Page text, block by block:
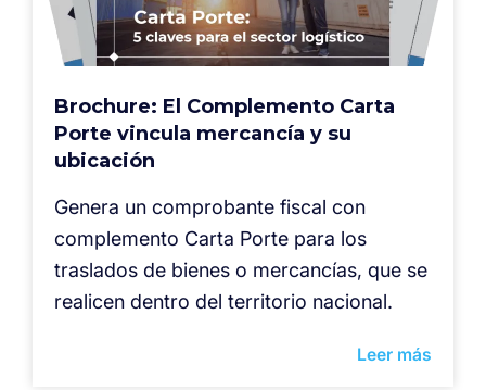
Brochure: El Complemento Carta
Porte vincula mercancía y su
ubicación
Genera un comprobante fiscal con
complemento Carta Porte para los
traslados de bienes o mercancías, que se
realicen dentro del territorio nacional.
Leer más